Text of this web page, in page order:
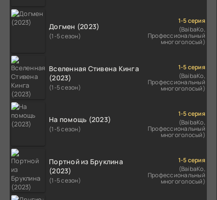
Догмен (2023)
(1-5 сезон)
1-5 серия
(BaibaKo,
Профессиональный
многоголосый)
Вселенная Стивена Кинга
(2023)
(1-5 сезон)
1-5 серия
(BaibaKo,
Профессиональный
многоголосый)
На помощь (2023)
(1-5 сезон)
1-5 серия
(BaibaKo,
Профессиональный
многоголосый)
Портной из Бруклина
(2023)
(1-5 сезон)
1-5 серия
(BaibaKo,
Профессиональный
многоголосый)